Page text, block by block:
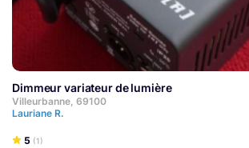
Dimmeur variateur de lumière
Villeurbanne, 69100
Lauriane R.
5 (1)